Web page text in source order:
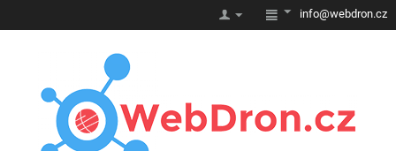
info@webdron.cz